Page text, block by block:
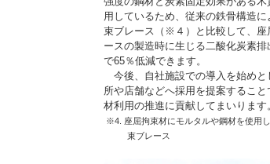
用しているため、従来の鉄骨構造に
束ブレース（※４）と比較して、座
ースの製造時に生じる二酸化炭素排
で65％低減できます。
今後、自社施設での導入を始めと
所や店舗などへ採用を提案すること
材利用の推進に貢献してまいります
※4. 座屈拘束材にモルタルや鋼材を使用
束ブレース